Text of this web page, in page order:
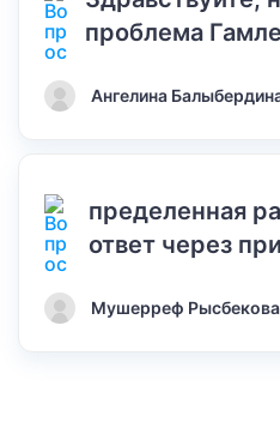
проблема
Ангелина
пределенная
ответ через
Мушерреф Рысбекова